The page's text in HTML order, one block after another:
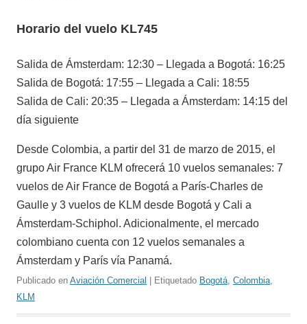
Horario del vuelo KL745
Salida de Ámsterdam: 12:30 – Llegada a Bogotá: 16:25
Salida de Bogotá: 17:55 – Llegada a Cali: 18:55
Salida de Cali: 20:35 – Llegada a Ámsterdam: 14:15 del
día siguiente
Desde Colombia, a partir del 31 de marzo de 2015, el
grupo Air France KLM ofrecerá 10 vuelos semanales: 7
vuelos de Air France de Bogotá a París-Charles de
Gaulle y 3 vuelos de KLM desde Bogotá y Cali a
Ámsterdam-Schiphol. Adicionalmente, el mercado
colombiano cuenta con 12 vuelos semanales a
Ámsterdam y París vía Panamá.
Publicado en Aviación Comercial | Etiquetado Bogotá Colombia
KLM